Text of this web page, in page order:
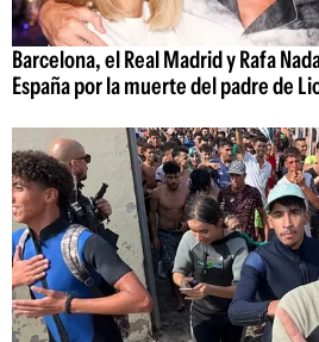
Barcelona, el Real Madrid y Rafa
España por la muerte del padre de